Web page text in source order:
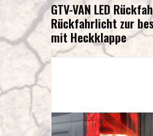
GTV-VAN LED
Rückfahrlicht zur
mit Heckklappe